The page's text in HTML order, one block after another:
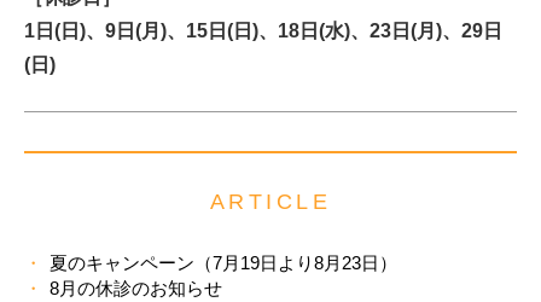
1日(日)、9日(月)、15日(日)、18日(水)、23日(月)、29日
(日)
ARTICLE
夏のキャンペーン（7月19日より8月23日）
8月の休診のお知らせ